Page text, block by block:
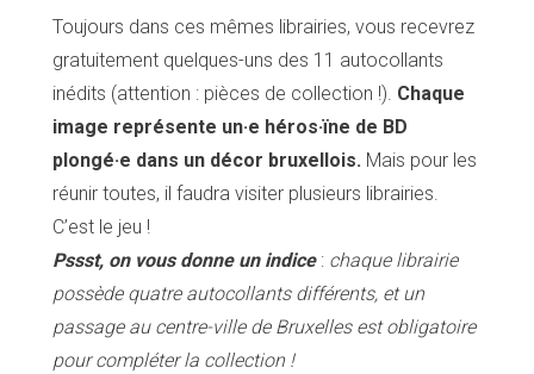
Toujours dans ces mêmes librairies, vous recevrez
gratuitement quelques-uns des 11 autocollants
inédits (attention : pièces de collection !). Chaque
image représente un·e héros·ïne de BD
plongé·e dans un décor bruxellois. Mais pour les
réunir toutes, il faudra visiter plusieurs librairies.
C’est le jeu !
Pssst, on vous donne un indice: chaque librairie
possède quatre autocollants différents, et un
passage au centre-ville de Bruxelles est obligatoire
pour compléter la collection !